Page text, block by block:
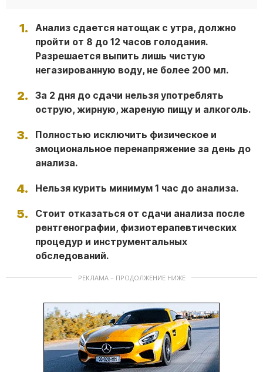
Анализ сдается натощак с утра, должно
пройти от 8 до 12 часов голодания.
Разрешается выпить лишь чистую
негазированную воду, не более 200 мл.
За 2 дня до сдачи нельзя употреблять
острую, жирную, жареную пищу и алкоголь.
Полностью исключить физическое и
эмоциональное перенапряжение за день до
анализа.
Нельзя курить минимум 1 час до анализа.
Стоит отказаться от сдачи анализа после
рентгенографии, физиотерапевтических
процедур и инструментальных
обследований.
РЕКЛАМА – ПРОДОЛЖЕНИЕ НИЖЕ